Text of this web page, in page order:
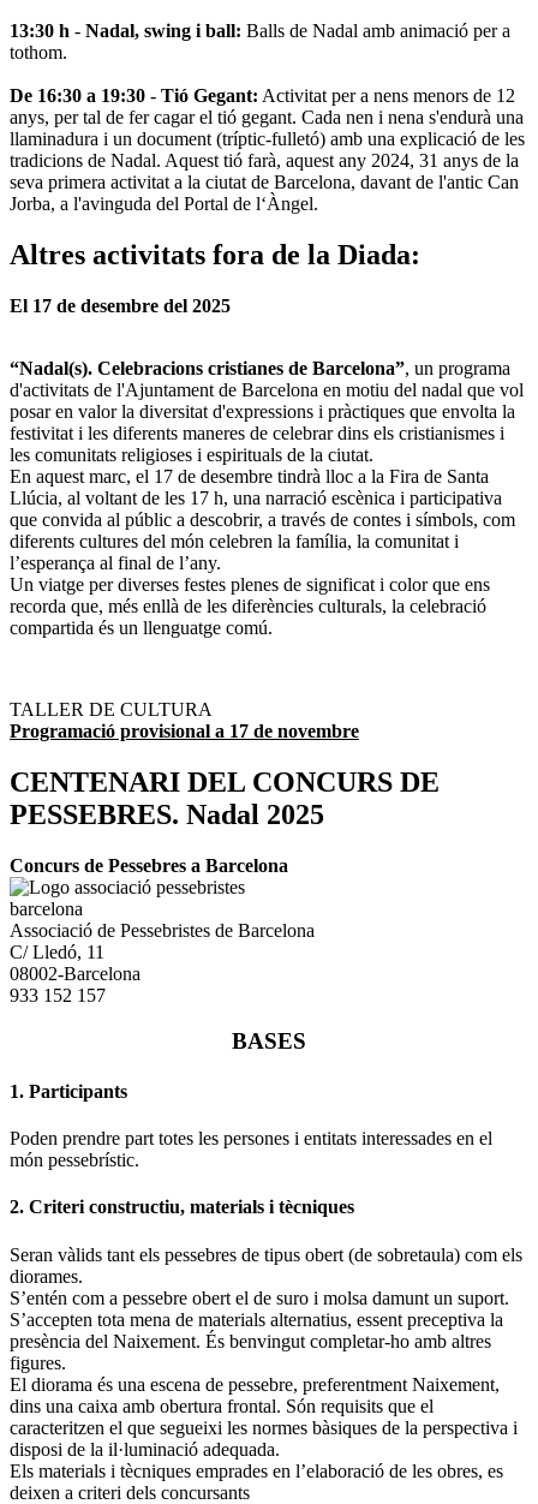
13:30 h - Nadal, swing i ball: Balls de Nadal amb animació per a
tothom.
De 16:30 a 19:30 - Tió Gegant: Activitat per a nens menors de 12
anys, per tal de fer cagar el tió gegant. Cada nen i nena s'endurà una
llaminadura i un document (tríptic-fulletó) amb una explicació de les
tradicions de Nadal. Aquest tió farà, aquest any 2024, 31 anys de la
seva primera activitat a la ciutat de Barcelona, davant de l'antic Can
Jorba, a l'avinguda del Portal de l‘Àngel.
Altres activitats fora de la Diada:
El 17 de desembre del 2025
“Nadal(s). Celebracions cristianes de Barcelona”, un programa
d'activitats de l'Ajuntament de Barcelona en motiu del nadal que vol
posar en valor la diversitat d'expressions i pràctiques que envolta la
festivitat i les diferents maneres de celebrar dins els cristianismes i
les comunitats religioses i espirituals de la ciutat.
En aquest marc, el 17 de desembre tindrà lloc a la Fira de Santa
Llúcia, al voltant de les 17 h, una narració escènica i participativa
que convida al públic a descobrir, a través de contes i símbols, com
diferents cultures del món celebren la família, la comunitat i
l’esperança al final de l’any.
Un viatge per diverses festes plenes de significat i color que ens
recorda que, més enllà de les diferències culturals, la celebració
compartida és un llenguatge comú.
TALLER DE CULTURA
Programació provisional a 17 de novembre
CENTENARI DEL CONCURS DE
PESSEBRES. Nadal 2025
Concurs de Pessebres a Barcelona
Associació de Pessebristes de Barcelona
C/ Lledó, 11
08002-Barcelona
933 152 157
BASES
1. Participants
Poden prendre part totes les persones i entitats interessades en el
món pessebrístic.
2. Criteri constructiu, materials i tècniques
Seran vàlids tant els pessebres de tipus obert (de sobretaula) com els
diorames.
S’entén com a pessebre obert el de suro i molsa damunt un suport.
S’accepten tota mena de materials alternatius, essent preceptiva la
presència del Naixement. És benvingut completar-ho amb altres
figures.
El diorama és una escena de pessebre, preferentment Naixement,
dins una caixa amb obertura frontal. Són requisits que el
caracteritzen el que segueixi les normes bàsiques de la perspectiva i
disposi de la il·luminació adequada.
Els materials i tècniques emprades en l’elaboració de les obres, es
deixen a criteri dels concursants